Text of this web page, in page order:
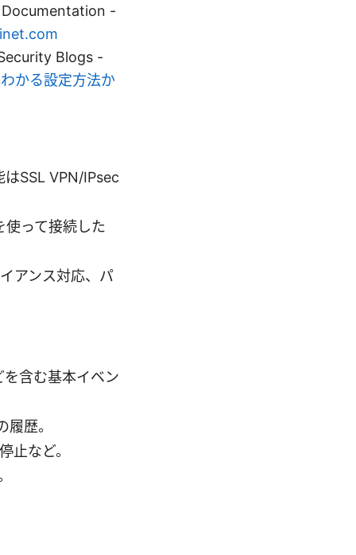
-
Blogs -
かる設定方法か
SSL VPN/IPsec
使って接続した
アンス対応、パ
を含む基本イベン
歴。
止など。